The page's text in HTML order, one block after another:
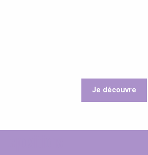
Je découvre